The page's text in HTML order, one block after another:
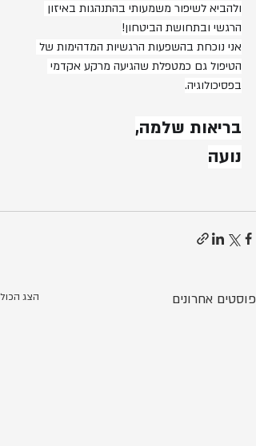
ולהביא לשיפור משמעותי בהתנהגות באיזון
הרגשי ובתחושת הביטחון!
אני נוכחת בהשפעות הרגשיות המדהימות של
הטיפול גם כמטפלת שהגיעה מרקע אקדמי
בפסיכולוגיה.
בריאות שלמה,
נועה
פוסטים אחרונים הצג הכול